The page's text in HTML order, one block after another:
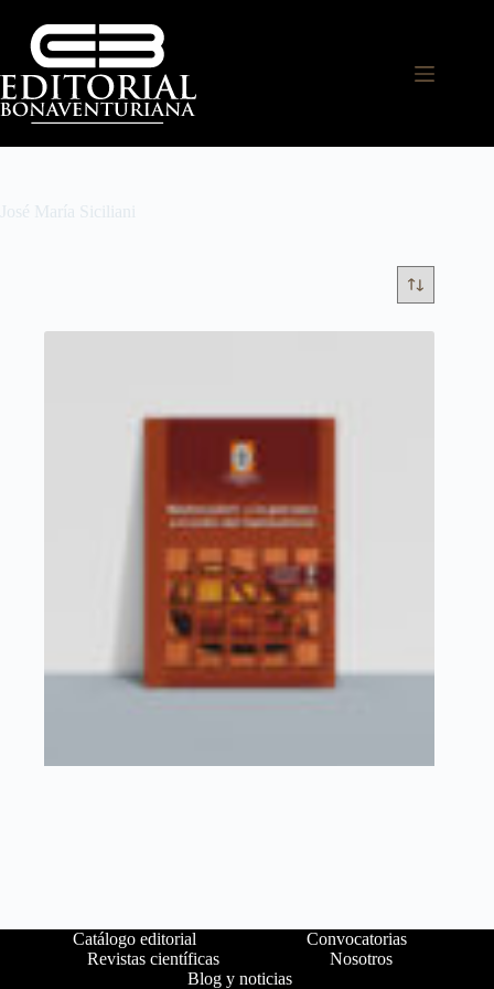
José María Siciliani
Catálogo editorial
Convocatorias
Revistas científicas
Nosotros
Blog y noticias